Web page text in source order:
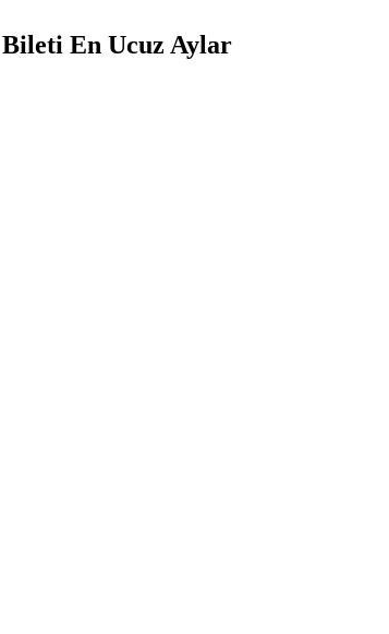
En Ucuz Aylar